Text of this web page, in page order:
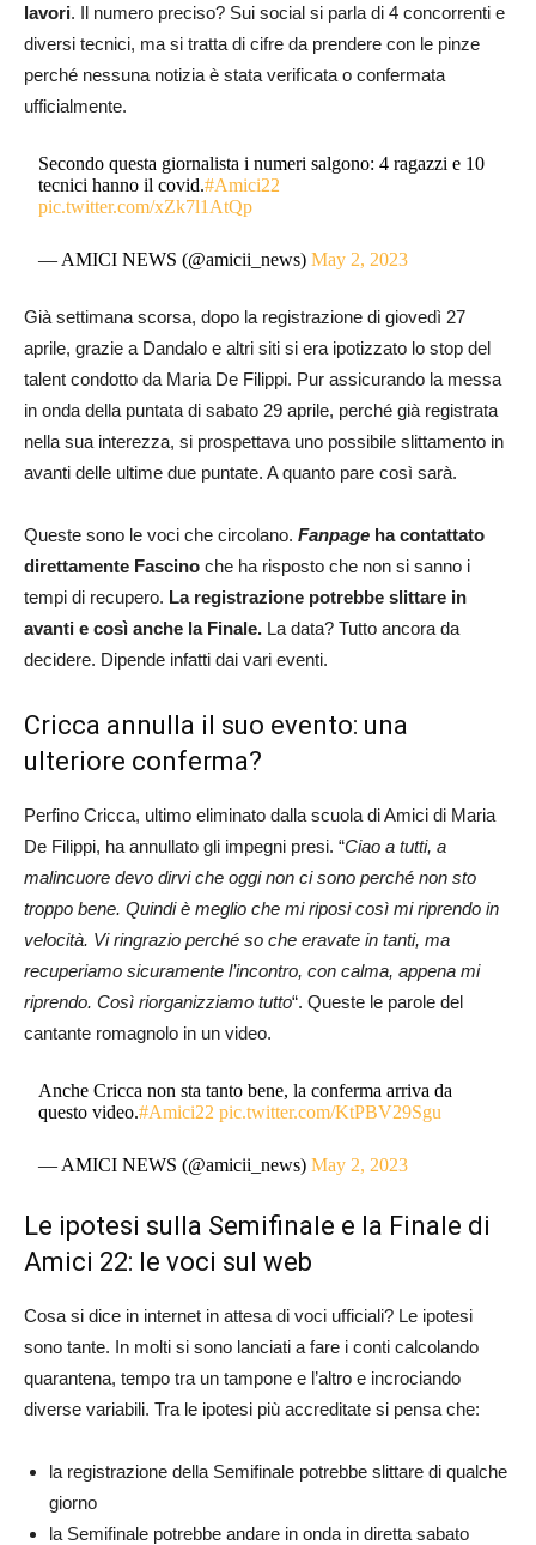
lavori. Il numero preciso? Sui social si parla di 4 concorrenti e
diversi tecnici, ma si tratta di cifre da prendere con le pinze
perché nessuna notizia è stata verificata o confermata
ufficialmente.
Secondo questa giornalista i numeri salgono: 4 ragazzi e 10
tecnici hanno il covid.#Amici22
pic.twitter.com/xZk7l1AtQp
— AMICI NEWS (@amicii_news)May 2, 2023
Già settimana scorsa, dopo la registrazione di giovedì 27
aprile, grazie a Dandalo e altri siti si era ipotizzato lo stop del
talent condotto da Maria De Filippi. Pur assicurando la messa
in onda della puntata di sabato 29 aprile, perché già registrata
nella sua interezza, si prospettava uno possibile slittamento in
avanti delle ultime due puntate. A quanto pare così sarà.
Queste sono le voci che circolano. Fanpage ha contattato
direttamente Fascino che ha risposto che non si sanno i
tempi di recupero. La registrazione potrebbe slittare in
avanti e così anche la Finale. La data? Tutto ancora da
decidere. Dipende infatti dai vari eventi.
Cricca annulla il suo evento: una
ulteriore conferma?
Perfino Cricca, ultimo eliminato dalla scuola di Amici di Maria
De Filippi, ha annullato gli impegni presi. “Ciao a tutti, a
malincuore devo dirvi che oggi non ci sono perché non sto
troppo bene. Quindi è meglio che mi riposi così mi riprendo in
velocità. Vi ringrazio perché so che eravate in tanti, ma
recuperiamo sicuramente l’incontro, con calma, appena mi
riprendo. Così riorganizziamo tutto“. Queste le parole del
cantante romagnolo in un video.
Anche Cricca non sta tanto bene, la conferma arriva da
questo video.#Amici22 pic.twitter.com/KtPBV29Sgu
— AMICI NEWS (@amicii_news)May 2, 2023
Le ipotesi sulla Semifinale e la Finale di
Amici 22: le voci sul web
Cosa si dice in internet in attesa di voci ufficiali? Le ipotesi
sono tante. In molti si sono lanciati a fare i conti calcolando
quarantena, tempo tra un tampone e l’altro e incrociando
diverse variabili. Tra le ipotesi più accreditate si pensa che:
la registrazione della Semifinale potrebbe slittare di qualche
giorno
la Semifinale potrebbe andare in onda in diretta sabato